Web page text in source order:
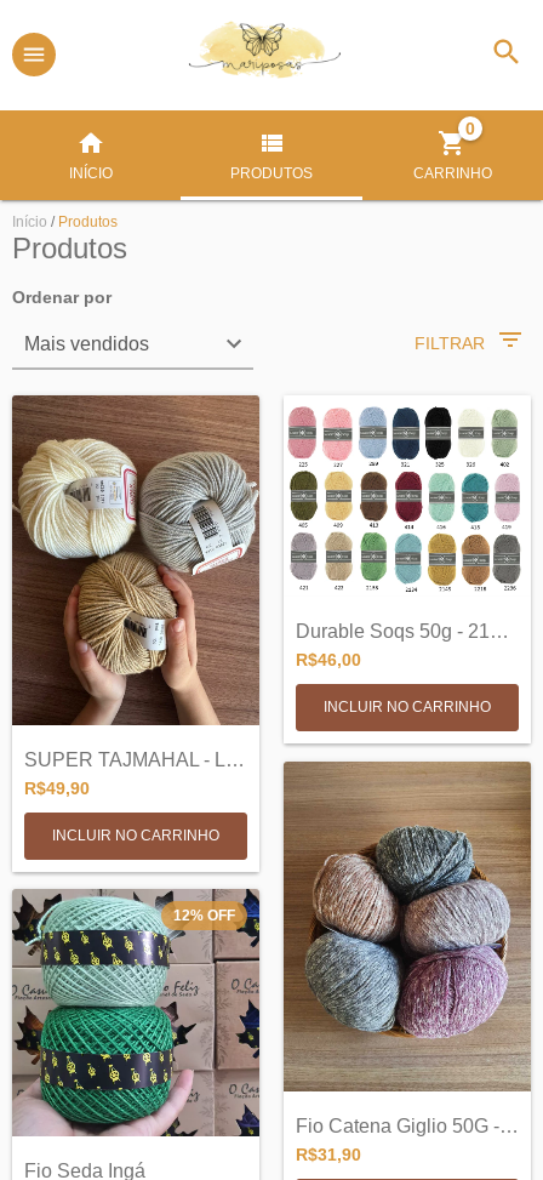
INÍCIO PRODUTOS CARRINHO
0
Início / Produtos
Produtos
Ordenar por
FILTRAR
SUPER TAJMAHAL - LANAFIL
R$49,90
INCLUIR NO CARRINHO
Durable Soqs 50g - 210m - Lã e Poliamida
R$46,00
INCLUIR NO CARRINHO
12% OFF
Fio Seda Ingá
Fio Catena Giglio 50G - Lã, Seda, Algodã...
R$31,90